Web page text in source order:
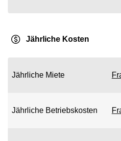
Jährliche Kosten
Jährliche Miete
Jährliche Betriebskosten